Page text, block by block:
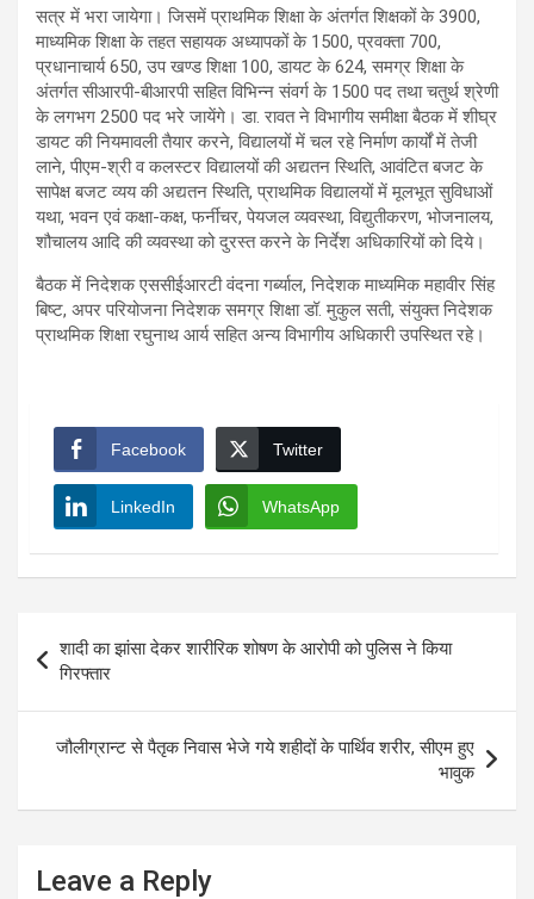
सत्र में भरा जायेगा। जिसमें प्राथमिक शिक्षा के अंतर्गत शिक्षकों के 3900,
माध्यमिक शिक्षा के तहत सहायक अध्यापकों के 1500, प्रवक्ता 700,
प्रधानाचार्य 650, उप खण्ड शिक्षा 100, डायट के 624, समग्र शिक्षा के
अंतर्गत सीआरपी-बीआरपी सहित विभिन्न संवर्ग के 1500 पद तथा चतुर्थ श्रेणी
के लगभग 2500 पद भरे जायेंगे। डा. रावत ने विभागीय समीक्षा बैठक में शीघ्र
डायट की नियमावली तैयार करने, विद्यालयों में चल रहे निर्माण कार्यों में तेजी
लाने, पीएम-श्री व कलस्टर विद्यालयों की अद्यतन स्थिति, आवंटित बजट के
सापेक्ष बजट व्यय की अद्यतन स्थिति, प्राथमिक विद्यालयों में मूलभूत सुविधाओं
यथा, भवन एवं कक्षा-कक्ष, फर्नीचर, पेयजल व्यवस्था, विद्युतीकरण, भोजनालय,
शौचालय आदि की व्यवस्था को दुरस्त करने के निर्देश अधिकारियों को दिये।
बैठक में निदेशक एससीईआरटी वंदना गर्ब्याल, निदेशक माध्यमिक महावीर सिंह
बिष्ट, अपर परियोजना निदेशक समग्र शिक्षा डॉ. मुकुल सती, संयुक्त निदेशक
प्राथमिक शिक्षा रघुनाथ आर्य सहित अन्य विभागीय अधिकारी उपस्थित रहे।
Facebook Twitter
LinkedIn WhatsApp
navigation
शादी का झांसा देकर शारीरिक शोषण के आरोपी को पुलिस ने किया
गिरफ्तार
जौलीग्रान्ट से पैतृक निवास भेजे गये शहीदों के पार्थिव शरीर, सीएम हुए
भावुक
Leave a Reply